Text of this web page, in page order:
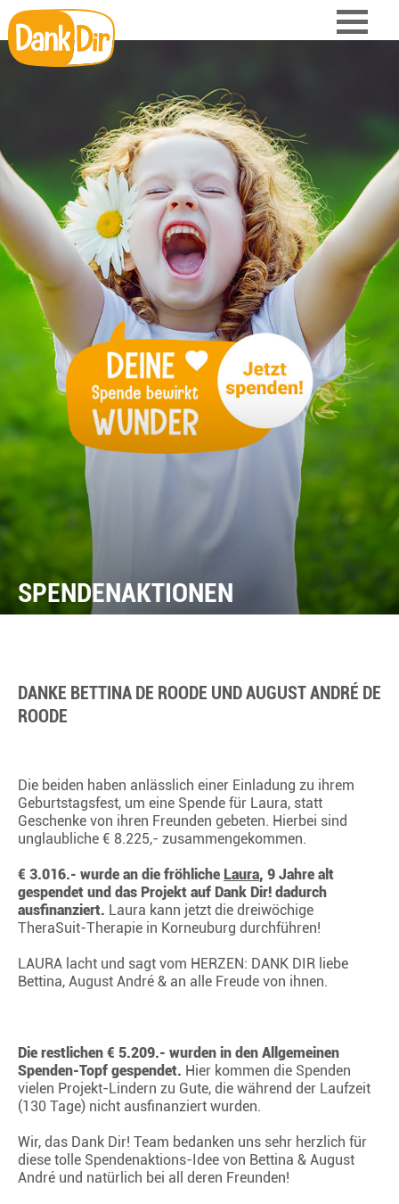
SPENDENAKTIONEN
DANKE BETTINA DE ROODE UND AUGUST ANDRÉ DE
ROODE
Die beiden haben anlässlich einer Einladung zu ihrem
Geburtstagsfest, um eine Spende für Laura, statt
Geschenke von ihren Freunden gebeten. Hierbei sind
unglaubliche € 8.225,- zusammengekommen.
€ 3.016.- wurde an die fröhliche Laura, 9 Jahre alt
gespendet und das Projekt auf Dank Dir! dadurch
ausfinanziert. Laura kann jetzt die dreiwöchige
TheraSuit-Therapie in Korneuburg durchführen!
LAURA lacht und sagt vom HERZEN: DANK DIR liebe
Bettina, August André & an alle Freude von ihnen.
Die restlichen € 5.209.- wurden in den Allgemeinen
Spenden-Topf gespendet. Hier kommen die Spenden
vielen Projekt-Lindern zu Gute, die während der Laufzeit
(130 Tage) nicht ausfinanziert wurden.
Wir, das Dank Dir! Team bedanken uns sehr herzlich für
diese tolle Spendenaktions-Idee von Bettina & August
André und natürlich bei all deren Freunden!